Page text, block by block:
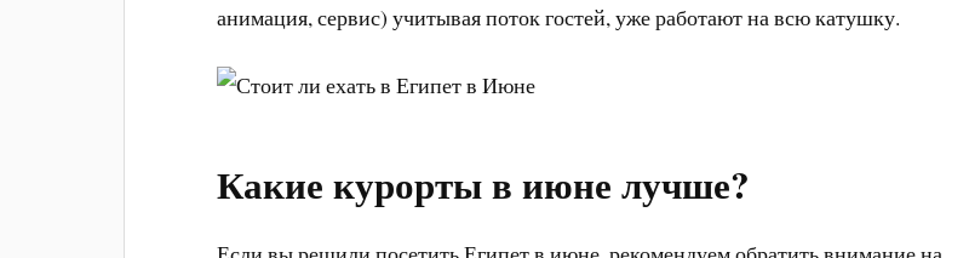
анимация, сервис) учитывая поток гостей, уже работают на всю катушку.
Какие курорты в июне лучше?